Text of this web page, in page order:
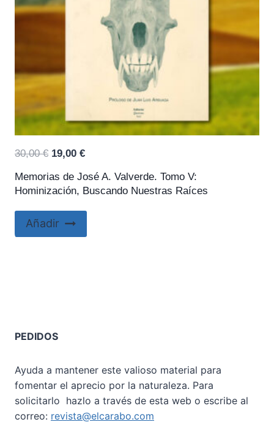
Memorias de José A. Valverde. Tomo V:
Hominización, Buscando Nuestras Raíces
30,00€ El
original
30,00 €.
19,00 €El
actual
Añadir
PEDIDOS
Ayuda a mantener este valioso material para
fomentar el aprecio por la naturaleza. Para
solicitarlo hazlo a través de esta web o escribe al
correo: revista@elcarabo.com